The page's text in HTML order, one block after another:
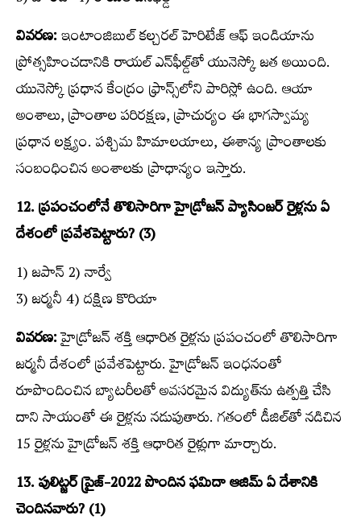
వివరణ:ఇంటాంజిబుల్‌ కల్చరల్‌ హెరిటేజ్‌ ఆఫ్‌ ఇండియాను
ప్రోత్సహించడానికి రాయల్‌ ఎన్‌ఫీల్డ్​‍తో యునెస్కో జత అయింది.
యునెస్కో ప్రధాన కేంద్రం ఫ్రాన్స్​‍లోని పారిస్లో ఉంది. ఆయా
అంశాలు, ప్రాంతాల పరిరక్షణ, ప్రాచుర్యం ఈ భాగస్వామ్య
ప్రధాన లక్ష్యం. పశ్చిమ హిమాలయాలు, ఈశాన్య ప్రాంతాలకు
సంబంధించిన అంశాలకు ప్రాధాన్యం ఇస్తారు.
12. ప్రపంచంలోనే తొలిసారిగా హైడ్రోజన్‌ ప్యాసింజర్‌ రైళ్లను ఏ
దేశంలో ప్రవేశపెట్టారు? (3)
1) జపాన్‌ 2) నార్వే
3) జర్మనీ 4) దక్షిణ కొరియా
వివరణ:హైడ్రోజన్‌ శక్తి ఆధారిత రైళ్లను ప్రపంచంలో తొలిసారిగా
జర్మనీ దేశంలో ప్రవేశపెట్టారు. హైడ్రోజన్‌ ఇంధనంతో
రూపొందించిన బ్యాటరీలతో అవసరమైన విద్యుత్‌ను ఉత్పత్తి చేసి
దాని సాయంతో ఈ రైళ్లను నడుపుతారు. గతంలో డీజిల్‌తో నడిచిన
15 రైళ్లను హైడ్రోజన్‌ శక్తి ఆధారిత రైళ్లుగా మార్చారు.
13. పులిట్జర్‌ ప్రైజ్‌-2022 పొందిన ఫమిదా ఆజిమ్‌ ఏ దేశానికి
చెందినవారు? (1)